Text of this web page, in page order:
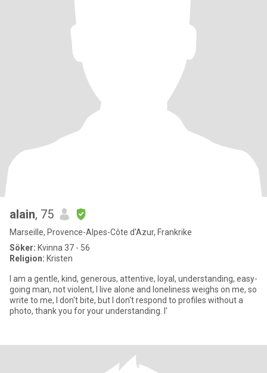
alain, 75
Marseille, Provence-Alpes-Côte d'Azur, Frankrike
Söker: Kvinna 37 - 56
Religion: Kristen
I am a gentle, kind, generous, attentive, loyal, understanding, easy-
going man, not violent, I live alone and loneliness weighs on me, so
write to me, I don't bite, but I don't respond to profiles without a
photo, thank you for your understanding. I'